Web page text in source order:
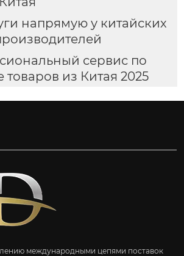
напрямую у китайских
сервис по
товаров из Китая 2025
международными цепями поставок